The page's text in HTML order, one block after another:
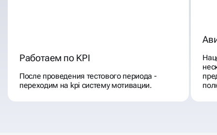
Работаем по KPI
После проведения тестового периода -
переходим на kpi систему мотивации.